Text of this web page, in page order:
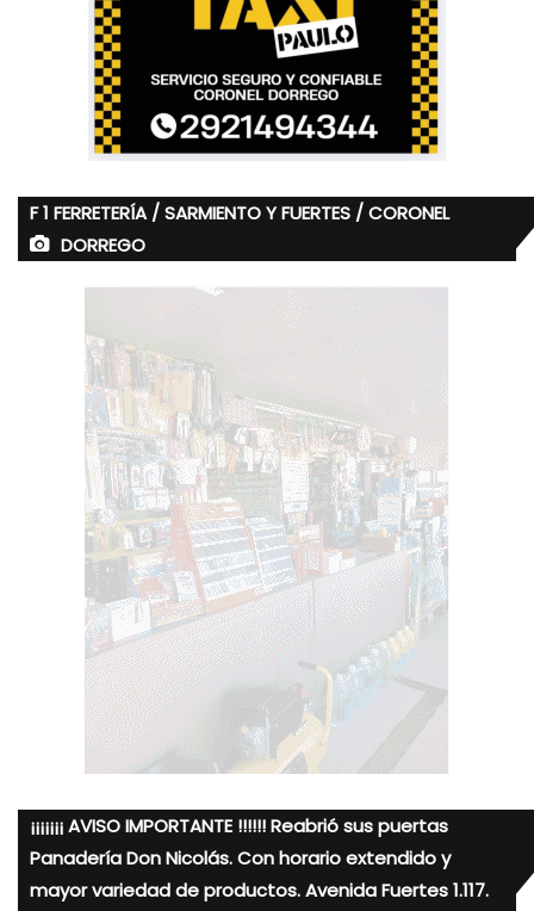
F 1 FERRETERÍA / SARMIENTO Y FUERTES / CORONEL
DORREGO
¡¡¡¡¡¡¡ AVISO IMPORTANTE !!!!!! Reabrió sus puertas
Panadería Don Nicolás. Con horario extendido y
mayor variedad de productos. Avenida Fuertes 1.117.